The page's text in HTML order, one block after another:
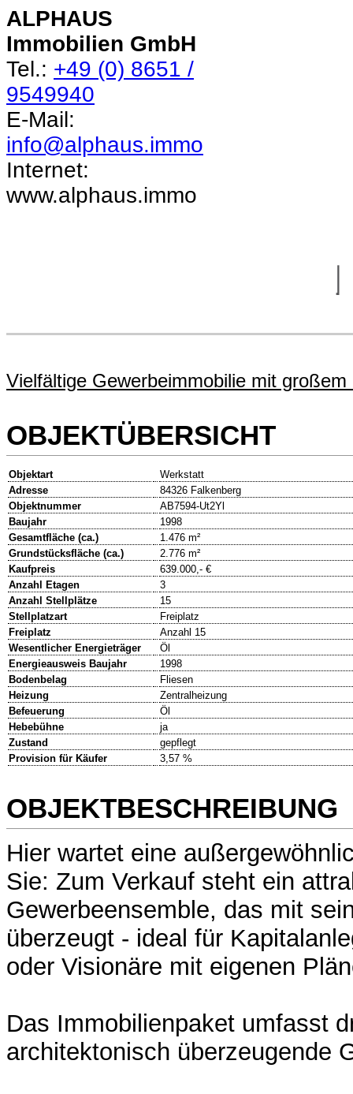
ALPHAUS
Immobilien GmbH
Tel.: +49 (0) 8651 /
9549940
E-Mail:
info@alphaus.immo
Internet:
www.alphaus.immo
Vielfältige Gewerbeimmobilie mit
OBJEKTÜBERSICHT
Objektart
Werkstatt
Adresse
84326 Falkenberg
Objektnummer
AB7594-Ut2Yl
Baujahr
1998
Gesamtfläche (ca.)
1.476 m²
Grundstücksfläche (ca.)
2.776 m²
Kaufpreis
639.000,- €
Anzahl Etagen
3
Anzahl Stellplätze
15
Stellplatzart
Freiplatz
Freiplatz
Anzahl 15
Wesentlicher Energieträger
Öl
Energieausweis Baujahr
1998
Bodenbelag
Fliesen
Heizung
Zentralheizung
Befeuerung
Öl
Hebebühne
ja
Zustand
gepflegt
Provision für Käufer
3,57 %
OBJEKTBESCHREIBUNG
Hier wartet eine
Sie: Zum Verkauf steht ein
Gewerbeensemble, das mit
überzeugt - ideal für
oder Visionäre mit eigenen
Das Immobilienpaket umfasst
architektonisch überzeugende